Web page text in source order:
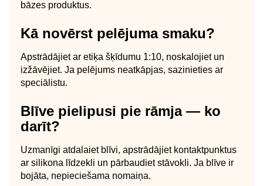
bāzes produktus.
Kā novērst pelējuma smaku?
Apstrādājiet ar etiķa šķīdumu 1:10, noskalojiet un
izžāvējiet. Ja pelējums neatkāpjas, sazinieties ar
speciālistu.
Blīve pielipusi pie rāmja — ko
darīt?
Uzmanīgi atdalaiet blīvi, apstrādājiet kontaktpunktus
ar silikona līdzekli un pārbaudiet stāvokli. Ja blīve ir
bojāta, nepieciešama nomaiņa.